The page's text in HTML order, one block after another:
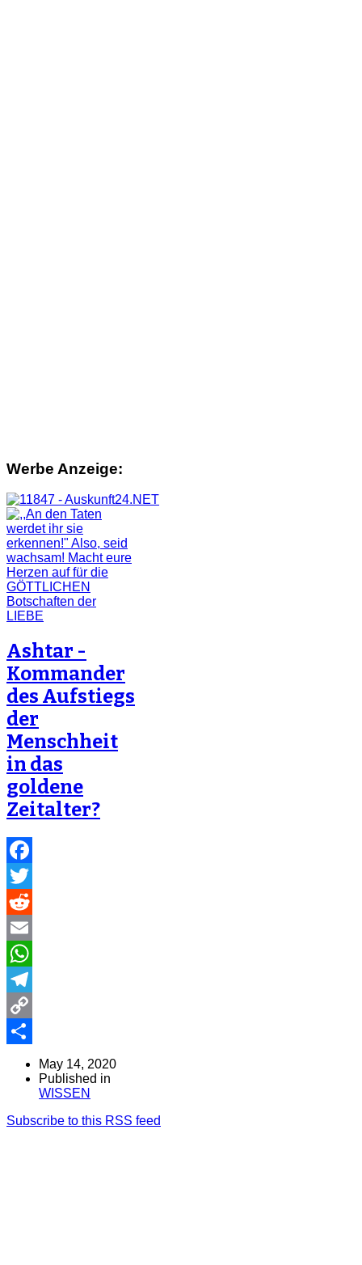
Werbe Anzeige:
Ashtar -
Kommander
des Aufstiegs
der
Menschheit
in das
goldene
Zeitalter?
Facebook
Twitter
Reddit
Email
WhatsApp
Telegram
Copy
Share
May 14, 2020
Published in
WISSEN
Subscribe to this RSS feed